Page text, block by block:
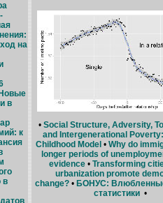
на
в
к
в
• Social Structure, Adversity,
and Intergenerational
Childhood Model • Why do
longer periods of
evidence• Transforming
urbanization promote
change?• БОНУС:
статистики •